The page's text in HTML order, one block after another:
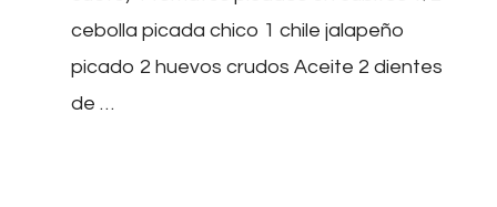
cebolla picada chico 1 chile jalapeño
picado 2 huevos crudos Aceite 2 dientes
de …